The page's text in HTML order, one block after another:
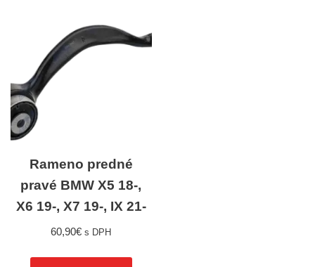
Rameno predné
pravé BMW X5 18-,
X6 19-, X7 19-, IX 21-
60,90€ s DPH